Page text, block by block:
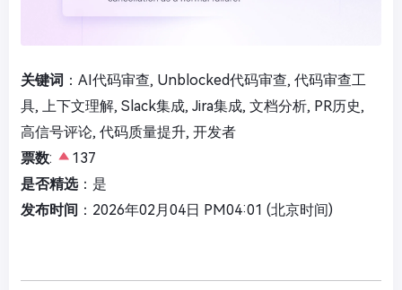
关键词 ：AI代码审查, Unblocked代码审查, 代码审查工
具, 上下文理解, Slack集成, Jira集成, 文档分析, PR历史,
高信号评论, 代码质量提升, 开发者
票数:
137
是否精选：是
发布时间 ：2026年02月04日 PM04:01 (北京时间)